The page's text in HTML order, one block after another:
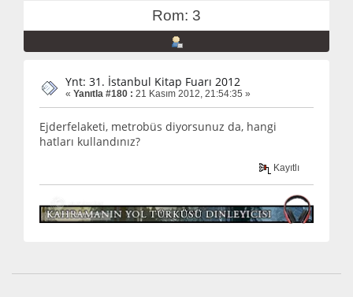
Rom: 3
Ynt: 31. İstanbul Kitap Fuarı 2012
« Yanıtla #180 : 21 Kasım 2012, 21:54:35 »
Ejderfelaketi, metrobüs diyorsunuz da, hangi
hatları kullandınız?
Kayıtlı